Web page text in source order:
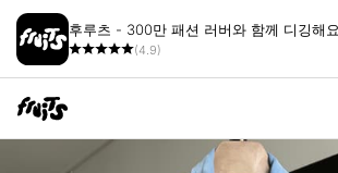
후루츠 - 300만 패션 러버와 함께 디깅해
(4.9)